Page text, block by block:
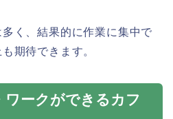
く、結果的に作業に集中で
期待できます。
ークができるカフ